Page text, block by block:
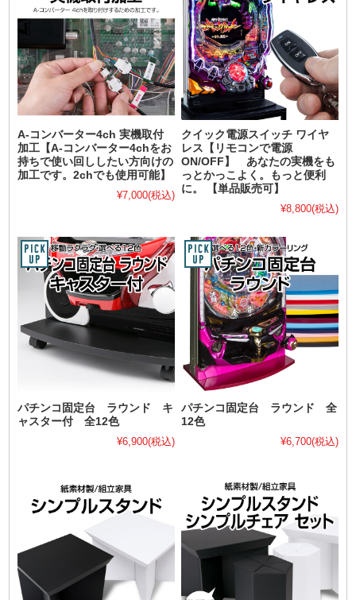
A-コンバーター4ch 実機取付
加工【A-コンバーター4chをお
持ちで使い回ししたい方向けの
加工です。2chでも使用可能】
¥7,000(税込)
クイック電源スイッチ ワイヤ
レス【リモコンで電源
ON/OFF】 あなたの実機をも
っとかっこよく。もっと便利
に。 【単品販売可】
¥8,800(税込)
パチンコ固定台 ラウンド キ
ャスター付 全12色
¥6,900(税込)
パチンコ固定台 ラウンド 全
12色
¥6,700(税込)